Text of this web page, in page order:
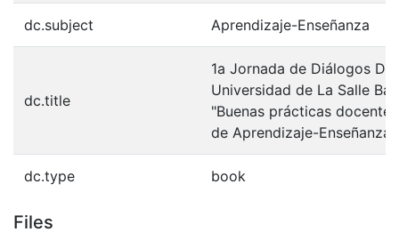
dc.subject Aprendizaje-Enseñanza
dc.title
1a Jornada de Diálogos
Universidad de La Salle
"Buenas prácticas
de Aprendizaje-Enseñanza"
dc.type book
Files